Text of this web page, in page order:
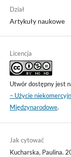
Dział
Artykuły naukowe
Licencja
Utwór dostępny jest
– Użycie
Międzynarodowe.
Jak cytować
Kucharska, Paulina.